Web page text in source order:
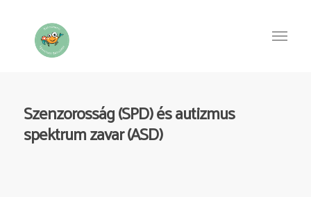
Szenzorosság (SPD) és autizmus
spektrum zavar (ASD)